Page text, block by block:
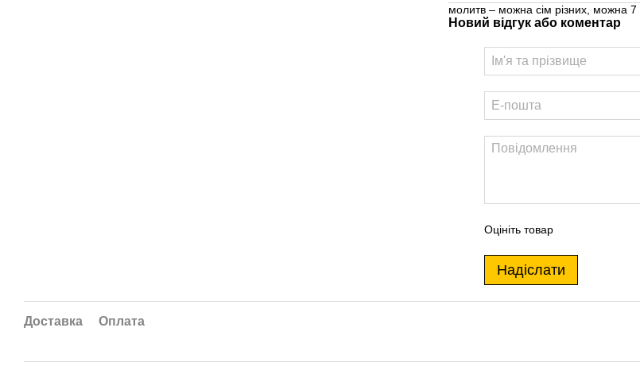
молитв – можна сім різних, можна
Новий відгук або коментар
Оцініть товар
Надіслати
Доставка Оплата